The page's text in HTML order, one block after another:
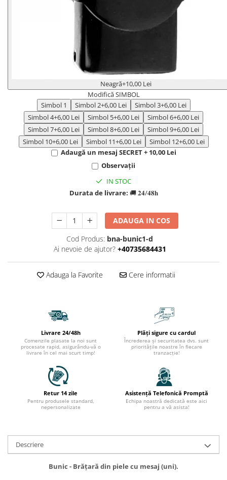
Neagră+10,00 Lei
Modifică SIMBOL
Simbol 1
Simbol 2+6,00 Lei Simbol 3+6,00 Lei
Simbol 4+6,00 Lei Simbol 5+6,00 Lei Simbol 6+6,00 Lei
Simbol 7+6,00 Lei Simbol 8+6,00 Lei Simbol 9+6,00 Lei
Simbol 10+6,00 Lei Simbol 11+6,00 Lei Simbol 12+6,00 Lei
Adaugă un mesaj SECRET + 10,00 Lei
Observații
IN STOC
Durata de livrare: 🚚 𝟐𝟒/𝟒𝟖𝐡
ADAUGA IN COS
Cod Produs: bna-bunic1-d
Ai nevoie de ajutor? +40735684431
Adauga la Favorite Cere informatii
Livrare 24/48h
Comenzile plasate la noi sunt
procesate rapid, asigurându-vă o
livrare în cel mai scurt timp!
Plăți sigure cu cardul
Încrederea și securitatea dvs. sunt
prioritățile noastre în fiecare
tranzacție!
Retur 14 zile
Pentru produsele standard,
nepersonalizate
Asistență Telefonică Promptă
Echipa noastră dedicată este aici
pentru a vă asista!
Descriere
Bunic - Brățară din piele cu mesaj (uni).